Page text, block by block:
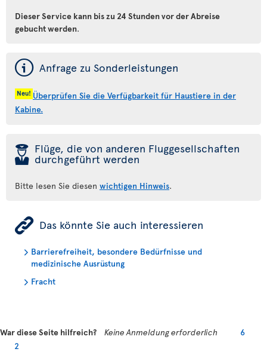
Dieser Service kann bis zu 24 Stunden vor der Abreise
gebucht werden.
ý Anfrage zu Sonderleistungen
Neu! Überprüfen Sie die Verfügbarkeit für Haustiere in der
Kabine.
þ Flüge, die von anderen Fluggesellschaften
durchgeführt werden
Bitte lesen Sie diesen wichtigen Hinweis.
ÿ Das könnte Sie auch interessieren
Barrierefreiheit, besondere Bedürfnisse und
medizinische Ausrüstung
Fracht
War diese Seite hilfreich? Keine Anmeldung erforderlich
6
2